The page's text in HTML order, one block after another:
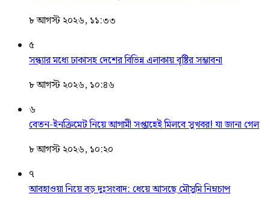
৮ আগস্ট ২০২৬, ১১:৩৩
৫
সন্ধ্যার মধ্যে ঢাকাসহ দেশের বিভিন্ন এলাকায় বৃষ্টির সম্ভাবনা
৮ আগস্ট ২০২৬, ১০:৪৬
৬
বেতন-ইনক্রিমেট নিয়ে আগামী সপ্তাহেই মিলবে সুখবর! যা জানা গেল
৮ আগস্ট ২০২৬, ১০:২০
৭
আবহাওয়া নিয়ে বড় দুঃসংবাদ: ধেয়ে আসছে মৌসুমি নিম্নচাপ